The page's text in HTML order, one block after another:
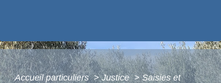
Accueil particuliers> Justice> Saisies et